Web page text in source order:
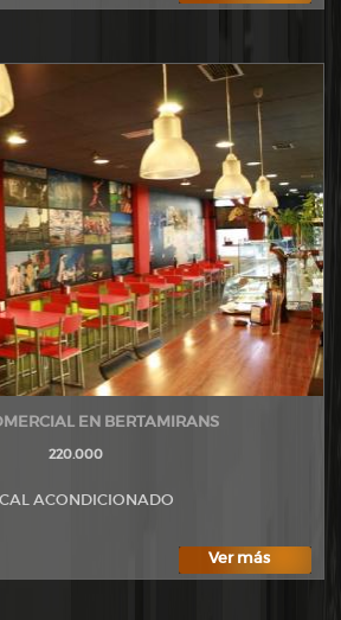
EN BERTAMIRANS
220.000
ACONDICIONADO
Ver más